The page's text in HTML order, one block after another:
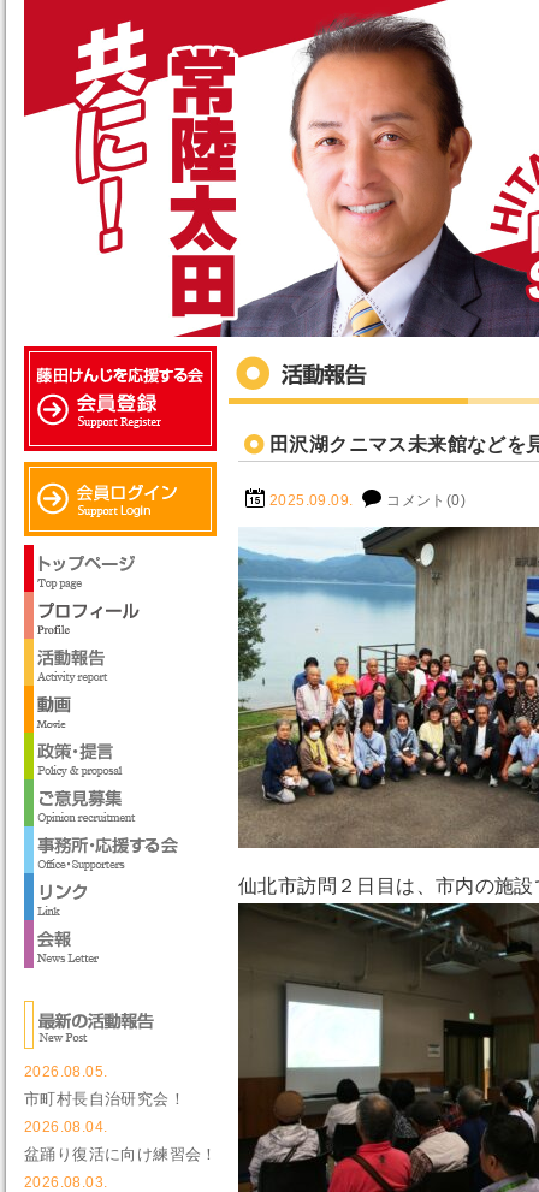
田沢湖クニマス未来館などを
2025.09.09. コメント(0)
仙北市訪問２日目は、市内の施
2026.08.05.
市町村長自治研究会！
2026.08.04.
盆踊り復活に向け練習会！
2026.08.03.